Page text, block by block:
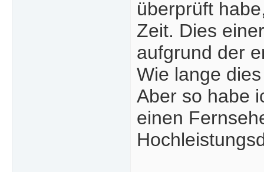
überprüft
Zeit. Dies
aufgrund der
Wie lange
Aber so habe
einen